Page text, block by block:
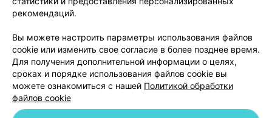
Обработка персональных данных
рекомендаций.
Вы можете настроить параметры использования файлов
cookie или изменить свое согласие в более позднее время.
Для получения дополнительной информации о целях,
сроках и порядке использования файлов cookie вы
можете ознакомиться с нашей Политикой обработки
файлов cookie